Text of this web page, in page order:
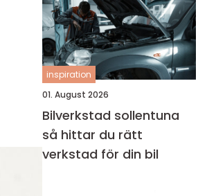
inspiration
01. August 2026
Bilverkstad sollentuna
så hittar du rätt
verkstad för din bil